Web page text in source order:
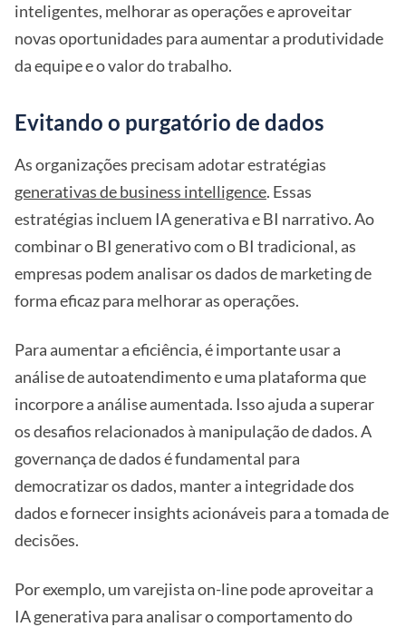
inteligentes, melhorar as operações e aproveitar
novas oportunidades para aumentar a produtividade
da equipe e o valor do trabalho.
Evitando o purgatório de dados
As organizações precisam adotar estratégias
generativas de business intelligence. Essas
estratégias incluem IA generativa e BI narrativo. Ao
combinar o BI generativo com o BI tradicional, as
empresas podem analisar os dados de marketing de
forma eficaz para melhorar as operações.
Para aumentar a eficiência, é importante usar a
análise de autoatendimento e uma plataforma que
incorpore a análise aumentada. Isso ajuda a superar
os desafios relacionados à manipulação de dados. A
governança de dados é fundamental para
democratizar os dados, manter a integridade dos
dados e fornecer insights acionáveis para a tomada de
decisões.
Por exemplo, um varejista on-line pode aproveitar a
IA generativa para analisar o comportamento do